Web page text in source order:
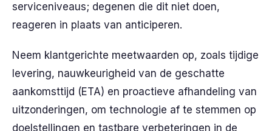
serviceniveaus; degenen die dit niet doen,
reageren in plaats van anticiperen.
Neem klantgerichte meetwaarden op, zoals tijdige
levering, nauwkeurigheid van de geschatte
aankomsttijd (ETA) en proactieve afhandeling van
uitzonderingen, om technologie af te stemmen op
doelstellingen en tastbare verbeteringen in de